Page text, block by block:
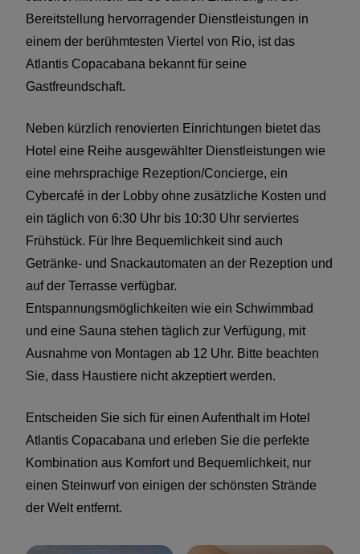
Bereitstellung hervorragender Dienstleistungen in
einem der berühmtesten Viertel von Rio, ist das
Atlantis Copacabana bekannt für seine
Gastfreundschaft.
Neben kürzlich renovierten Einrichtungen bietet das
Hotel eine Reihe ausgewählter Dienstleistungen wie
eine mehrsprachige Rezeption/Concierge, ein
Cybercafé in der Lobby ohne zusätzliche Kosten und
ein täglich von 6:30 Uhr bis 10:30 Uhr serviertes
Frühstück. Für Ihre Bequemlichkeit sind auch
Getränke- und Snackautomaten an der Rezeption und
auf der Terrasse verfügbar.
Entspannungsmöglichkeiten wie ein Schwimmbad
und eine Sauna stehen täglich zur Verfügung, mit
Ausnahme von Montagen ab 12 Uhr. Bitte beachten
Sie, dass Haustiere nicht akzeptiert werden.
Entscheiden Sie sich für einen Aufenthalt im Hotel
Atlantis Copacabana und erleben Sie die perfekte
Kombination aus Komfort und Bequemlichkeit, nur
einen Steinwurf von einigen der schönsten Strände
der Welt entfernt.